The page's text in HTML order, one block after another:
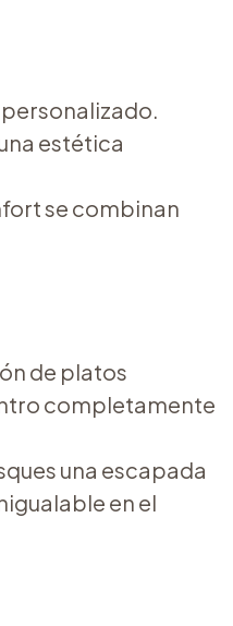
estética
se combinan
de platos
completamente
una escapada
en el